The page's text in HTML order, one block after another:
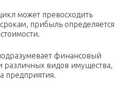
может превосходить
прибыль определяется
финансовый
различных видов имущества,
предприятия.